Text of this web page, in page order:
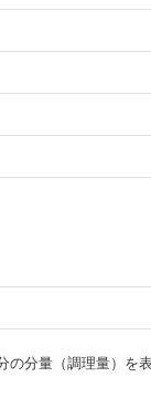
分量（調理量）を表